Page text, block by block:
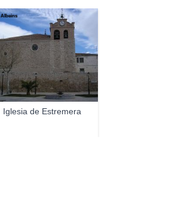
Iglesia de Estremera
Albeins